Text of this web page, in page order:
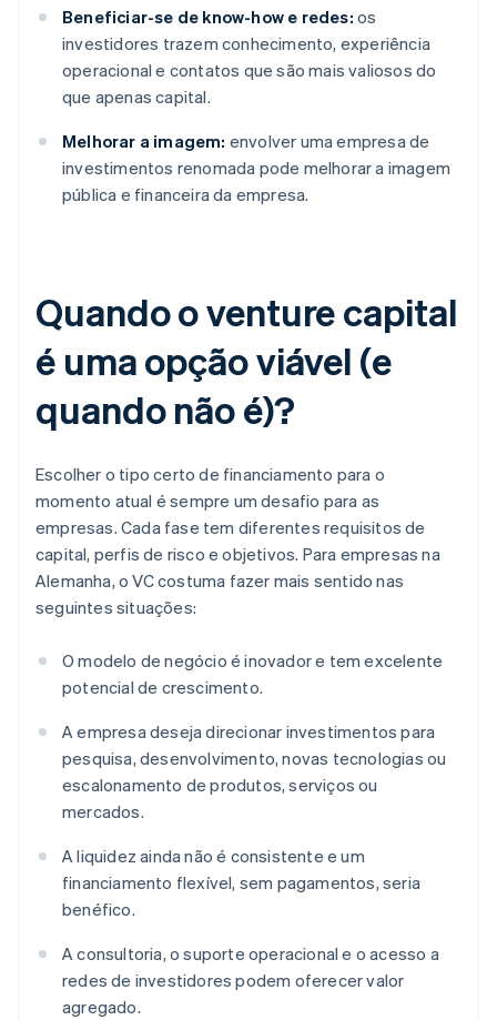
Beneficiar-se de know-how e redes: os
investidores trazem conhecimento, experiência
operacional e contatos que são mais valiosos do
que apenas capital.
Melhorar a imagem: envolver uma empresa de
investimentos renomada pode melhorar a imagem
pública e financeira da empresa.
Quando o venture capital
é uma opção viável (e
quando não é)?
Escolher o tipo certo de financiamento para o
momento atual é sempre um desafio para as
empresas. Cada fase tem diferentes requisitos de
capital, perfis de risco e objetivos. Para empresas na
Alemanha, o VC costuma fazer mais sentido nas
seguintes situações:
O modelo de negócio é inovador e tem excelente
potencial de crescimento.
A empresa deseja direcionar investimentos para
pesquisa, desenvolvimento, novas tecnologias ou
escalonamento de produtos, serviços ou
mercados.
A liquidez ainda não é consistente e um
financiamento flexível, sem pagamentos, seria
benéfico.
A consultoria, o suporte operacional e o acesso a
redes de investidores podem oferecer valor
agregado.